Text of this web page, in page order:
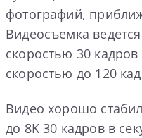
фотографий,
Видеосъемка
скоростью 30 кадров
скоростью до 120
Видео хорошо
до 8K 30 кадров в